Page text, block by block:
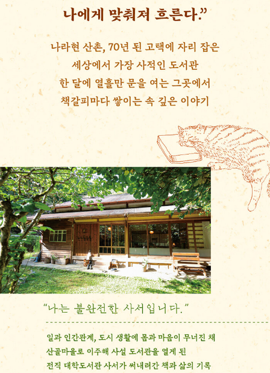
듯이, ‘할 수 없음‘ 에서 시작되는 순환이 사회 여기저기에서 생겨
나는 모습을그려봅니다.